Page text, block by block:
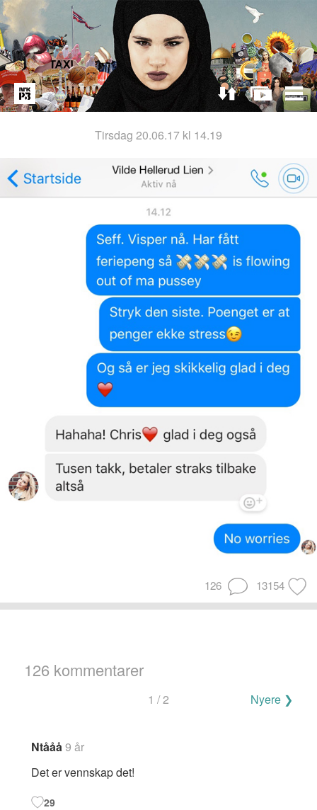
tirsdag 20.06.17 kl 14.19
126 13154
126 kommentarer
kommentarer
1 / 2 Nyere ❯
Ntååå9 år
Det er vennskap det!
29